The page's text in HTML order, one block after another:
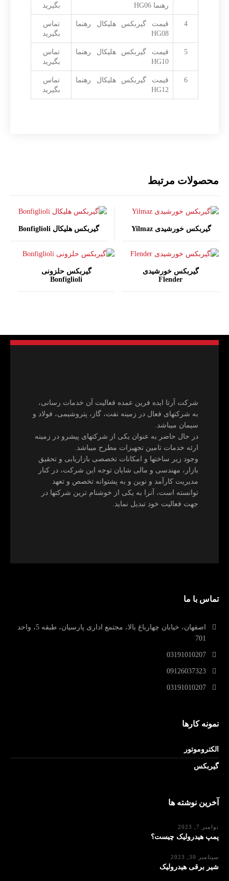
رهنما HG06
بگیرید
4
قیمت گیربکس هلیکال رهنما
HG08
تماس
بگیرید
5
قیمت گیربکس هلیکال رهنما
HG10
تماس
بگیرید
6
قیمت گیربکس هلیکال رهنما
HG12
تماس
بگیرید
محصولات مرتبط
گیربکس خورشیدی Yilmaz گیربکس هلیکال Bonfiglioli
گیربکس خورشیدی
Flender
گیربکس حلزونی
Bonfiglioli
شرکت آرتا ایده فرین عمده فعالیت آن خدمات رسانی،
به شرکتهای فعال در زمینه نفت، گاز، پتروشیمی، فولاد و
سیمان میباشد.
در حال حاضر به عنوان یکی از شرکتهای پیشرو در زمینه
ارئه خدمات تامین تجهیزات مطرح میباشد.
وجود زیر ساختها و امکانات تخصصی بازاریابی و تحقیق
بازار، مهندسی و مالی شایان توجه این شرکت، در کنار
مدیریت کارآمد و نوین و به پشتوانه تخصص و تعهد
توانسته است، آنرا به یکی از خوشنام ترین شرکتها در
جهت فعالیت خود تبدیل نماید.
تماس با ما
اصفهان، خیابان چهارباغ بالا، مجتمع اداری پارسیان، طبقه 5، واحد
701
03191010207
09126037323
03191010207
نمونه کارها
الکتروموتور
گیربکس
آخرین نوشته ها
نوامبر 7, 2023
پمپ هیدرولیک چیست؟
سپتامبر 30, 2023
شیر برقی هیدرولیک